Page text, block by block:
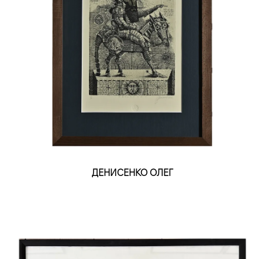
ДЕНИСЕНКО ОЛЕГ